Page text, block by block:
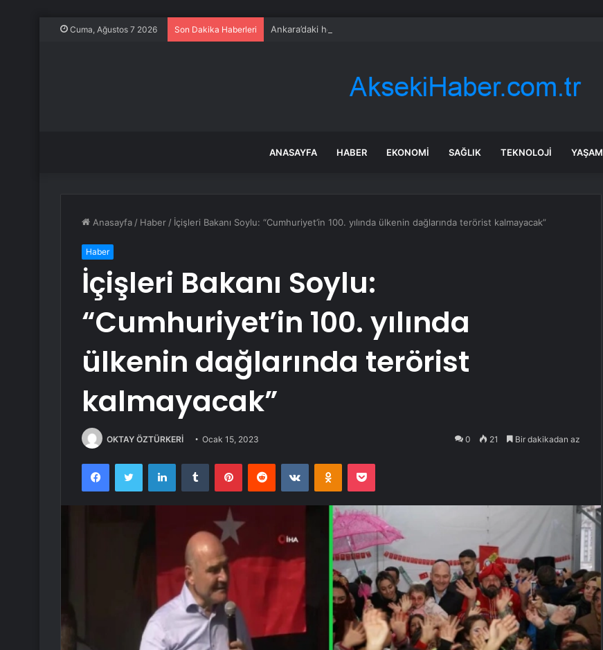
Cuma, Ağustos 7 2026 Son Dakika Haberleri Ankara’daki helikopter kazasından acı haber
ANASAYFA HABER EKONOMI SAĞLIK TEKNOLOJI YAŞAM
Anasayfa / Haber / İçişleri Bakanı Soylu: “Cumhuriyet’in 100. yılında ülkenin dağlarında terörist kalmayacak”
Haber
İçişleri Bakanı Soylu:
“Cumhuriyet’in 100. yılında
ülkenin dağlarında terörist
kalmayacak”
OKTAY ÖZTÜRKERİ Ocak 15, 2023 0 21 Bir dakikadan az
FacebookTwitter LinkedInTumblr PinterestReddit VKontakteOdnoklassniki
Pocket